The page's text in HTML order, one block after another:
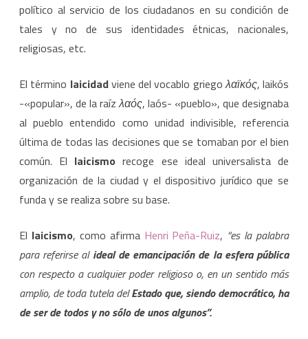
político al servicio de los ciudadanos en su condición de
tales y no de sus identidades étnicas, nacionales,
religiosas, etc.
El término laicidadviene del vocablo griegoλαϊκός, laikós
-«popular», de la raízλαός, laós- «pueblo», que designaba
al pueblo entendido como unidad indivisible, referencia
última de todas las decisiones que se tomaban por el bien
común. El laicismo recoge ese ideal universalista de
organización de la ciudad y el dispositivo jurídico que se
funda y se realiza sobre su base.
El laicismo, como afirma Henri Peña-Ruiz, “es la palabra
para referirse al ideal de emancipación de la esfera pública
con respecto a cualquier poder religioso o, en un sentido más
amplio, de toda tutela delEstado que, siendo democrático, ha
de ser de todos y no sólo de unos algunos”.